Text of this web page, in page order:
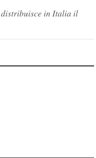
distribuisce in Italia il